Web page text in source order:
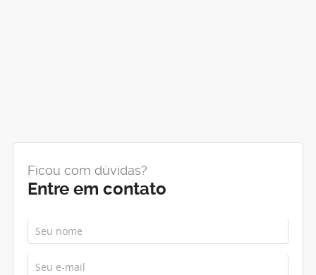
Ficou com dúvidas?
Entre em contato